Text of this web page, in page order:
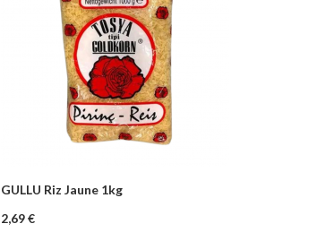
GULLU Riz Jaune 1kg
Prix
2,69 €
– + Ajouter au panier